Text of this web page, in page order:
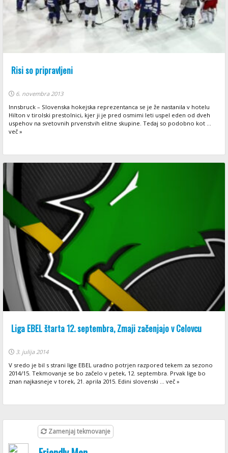
Risi so pripravljeni
6. novembra 2013
Innsbruck – Slovenska hokejska reprezentanca se je že nastanila v hotelu
Hilton v tirolski prestolnici, kjer ji je pred osmimi leti uspel eden od dveh
uspehov na svetovnih prvenstvih elitne skupine. Tedaj so podobno kot ...
več »
Liga EBEL štarta 12. septembra, Zmaji začenjajo v Celovcu
3. julija 2014
V sredo je bil s strani lige EBEL uradno potrjen razpored tekem za sezono
2014/15. Tekmovanje se bo začelo v petek, 12. septembra. Prvak lige bo
znan najkasneje v torek, 21. aprila 2015. Edini slovenski ... več »
Zamenjaj tekmovanje